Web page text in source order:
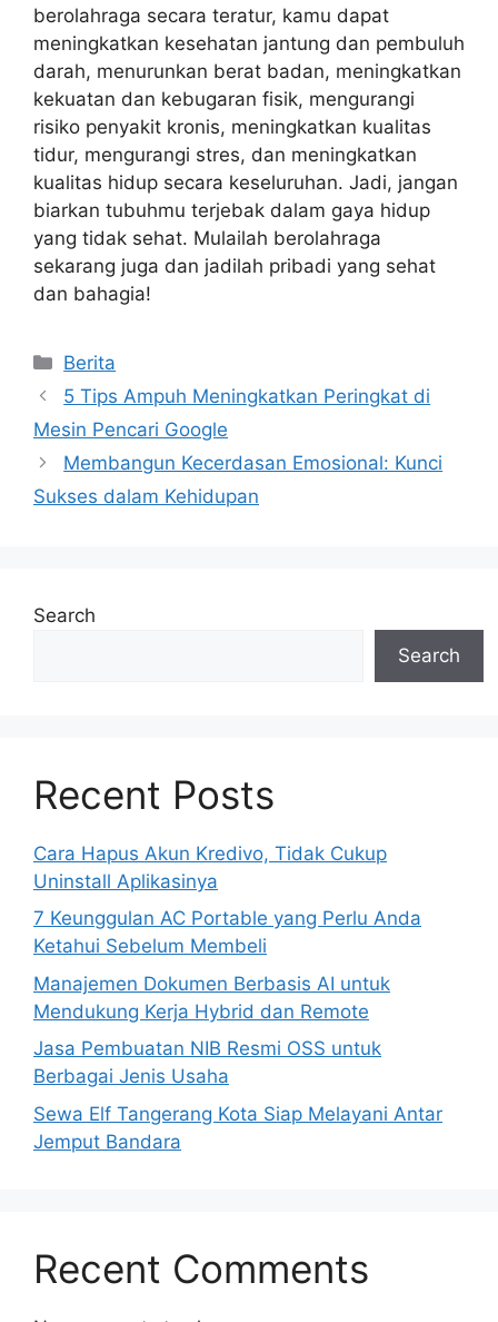
berolahraga secara teratur, kamu dapat
meningkatkan kesehatan jantung dan pembuluh
darah, menurunkan berat badan, meningkatkan
kekuatan dan kebugaran fisik, mengurangi
risiko penyakit kronis, meningkatkan kualitas
tidur, mengurangi stres, dan meningkatkan
kualitas hidup secara keseluruhan. Jadi, jangan
biarkan tubuhmu terjebak dalam gaya hidup
yang tidak sehat. Mulailah berolahraga
sekarang juga dan jadilah pribadi yang sehat
dan bahagia!
Categories
Berita
5 Tips Ampuh Meningkatkan Peringkat di
Mesin Pencari Google
Membangun Kecerdasan Emosional: Kunci
Sukses dalam Kehidupan
Search
Search
Recent Posts
Cara Hapus Akun Kredivo, Tidak Cukup
Uninstall Aplikasinya
7 Keunggulan AC Portable yang Perlu Anda
Ketahui Sebelum Membeli
Manajemen Dokumen Berbasis AI untuk
Mendukung Kerja Hybrid dan Remote
Jasa Pembuatan NIB Resmi OSS untuk
Berbagai Jenis Usaha
Sewa Elf Tangerang Kota Siap Melayani Antar
Jemput Bandara
Recent Comments